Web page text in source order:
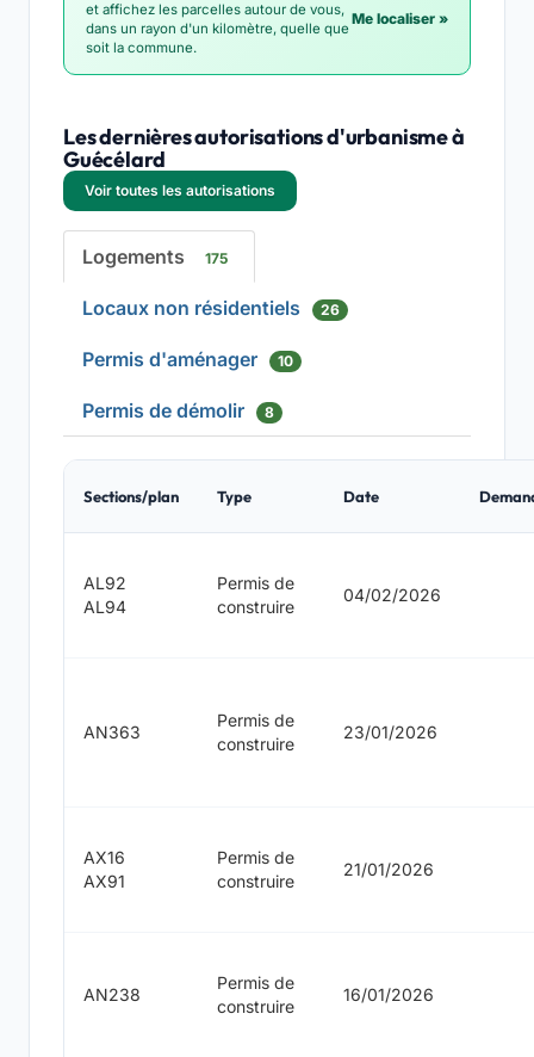
et affichez les parcelles autour de vous,
dans un rayon d'un kilomètre, quelle que
soit la commune.
Me localiser »
Les dernières autorisations d'urbanisme à
Guécélard
Voir toutes les autorisations
Logements 175
Locaux non résidentiels 26
Permis d'aménager 10
Permis de démolir 8
Sections/plan Type Date
AL92
AL94
Permis de
construire
04/02/2026
AN363
Permis de
construire
23/01/2026
AX16
AX91
Permis de
construire
21/01/2026
AN238
Permis de
construire
16/01/2026